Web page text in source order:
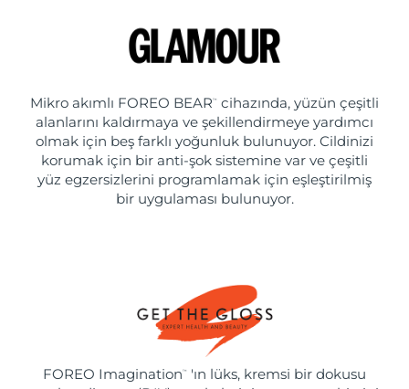
Mikro akımlı FOREO BEAR ™
cihazında, yüzün çeşitli
alanlarını kaldırmaya ve şekillendirmeye yardımcı
olmak için beş farklı yoğunluk bulunuyor. Cildinizi
korumak için bir anti-şok sistemine var ve çeşitli
yüz egzersizlerini programlamak için eşleştirilmiş
bir uygulaması bulunuyor.
FOREO Imagination ™
'ın lüks, kremsi bir dokusu